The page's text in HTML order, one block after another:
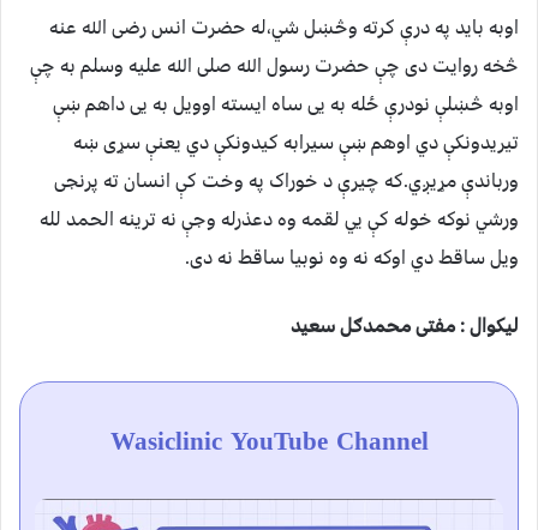
اوبه باید په درې کرته وڅښل شي،له حضرت انس رضی الله عنه
څخه روایت دی چې حضرت رسول الله صلی الله علیه وسلم به چې
اوبه څښلې نودرې ځله به یی ساه ایسته اوویل به یی داهم ښې
تیریدونکې دي اوهم ښې سیرابه کیدونکې دي یعنې سړی ښه
ورباندې مړیږي.که چیرې د خوراک په وخت کې انسان ته پرنجی
ورشي نوکه خوله کې يي لقمه وه دعذرله وجې نه ترینه الحمد لله
ویل ساقط دي اوکه نه وه نوبیا ساقط نه دی.
لیکوال : مفتی محمدګل سعید
Wasiclinic YouTube Channel